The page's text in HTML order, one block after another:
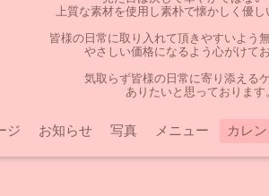
上質な素材を使用し素朴で懐かしく優し
皆様の日常に取り入れて頂きやすいよう
やさしい価格になるよう心がけてお
気取らず皆様の日常に寄り添える
ありたいと思っております
ジ お知らせ 写真 メニュー カレ